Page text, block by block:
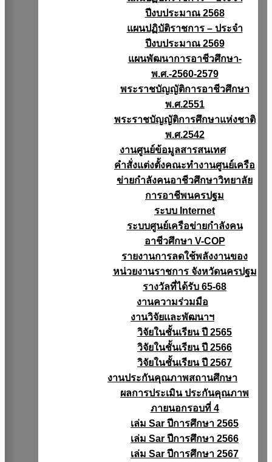
ปีงบประมาณ 2568
แผนปฏิบัติราชการ – ประจำ
ปีงบประมาณ 2569
แผนพัฒนาการอาชีวศึกษา-
พ.ศ.-2560-2579
พระราชบัญญัติการอาชีวศึกษา
พ.ศ.2551
พระราชบัญญัติการศึกษาแห่งชาติ
พ.ศ.2542
งานศูนย์ข้อมูลสารสนเทศ
คำสั่งแต่งตั้งคณะทำงานศูนย์เครือ
ข่ายกำลังคนอาชีวศึกษาวิทยาลัย
การอาชีพนครปฐม
ระบบ Internet
ระบบศูนย์เครือข่ายกำลังคน
อาชีวศึกษา V-COP
รายงานการลดใช้พลังงานของ
หน่วยงานราชการ จังหวัดนครปฐม
รางวัลที่ได้รับ 65-68
งานความร่วมมือ
งานวิจัยเเละพัฒนาฯ
วิจัยในชั้นเรียน ปี 2565
วิจัยในชั้นเรียน ปี 2566
วิจัยในชั้นเรียน ปี 2567
งานประกันคุณภาพสถานศึกษา
ผลการประเมิน ประกันคุณภาพ
ภายนอกรอบที่ 4
เล่ม Sar ปีการศึกษา 2565
เล่ม Sar ปีการศึกษา 2566
เล่ม Sar ปีการศึกษา 2567